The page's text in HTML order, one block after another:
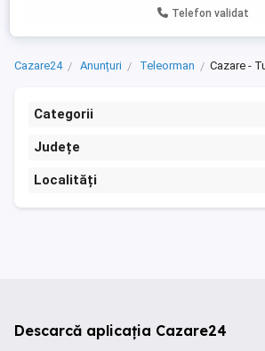
spălat, -Cuptor cu
Telefon validat
Cazare24 Anunțuri Teleorman Cazare -
Categorii
Județe
Localități
Descarcă aplicația Cazare24